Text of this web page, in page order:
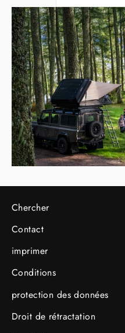
Chercher
Contact
imprimer
Conditions
protection des données
Droit de rétractation